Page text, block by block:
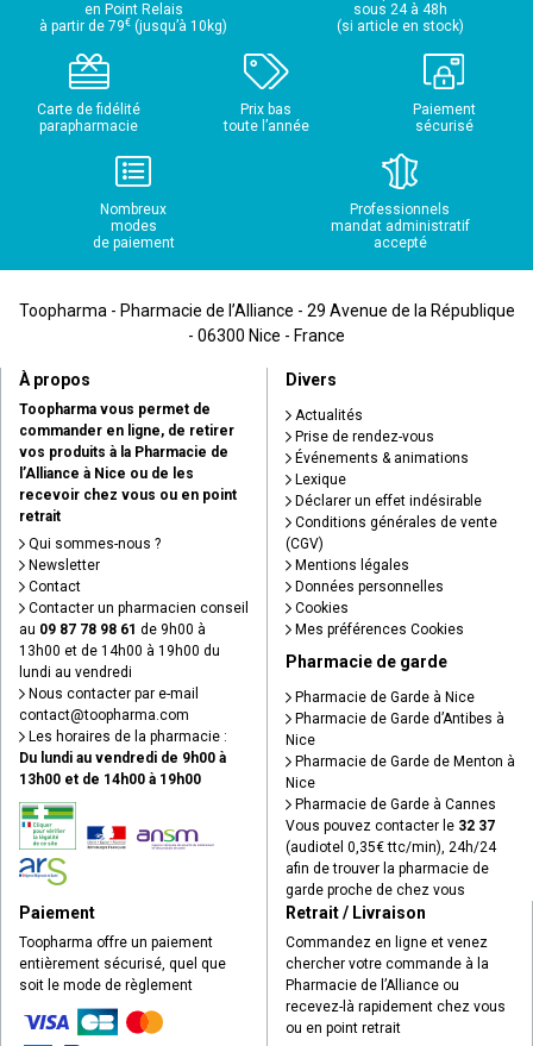
en Point Relais
à partir de 79€ (jusqu’à 10kg)
sous 24 à 48h
(si article en stock)
Carte de fidélité
parapharmacie
Prix bas
toute l’année
Paiement
sécurisé
Nombreux
modes
de paiement
Professionnels
mandat administratif
accepté
Toopharma - Pharmacie de l’Alliance - 29 Avenue de la République
- 06300 Nice - France
À propos
Toopharma vous permet de
commander en ligne, de retirer
vos produits à la Pharmacie de
l’Alliance à Nice ou de les
recevoir chez vous ou en point
retrait
Qui sommes-nous ?
Newsletter
Contact
Contacter un pharmacien conseil
au 09 87 78 98 61 de 9h00 à
13h00 et de 14h00 à 19h00 du
lundi au vendredi
Nous contacter par e-mail
contact@toopharma.com
Les horaires de la pharmacie :
Du lundi au vendredi de 9h00 à
13h00 et de 14h00 à 19h00
Divers
Actualités
Prise de rendez-vous
Événements & animations
Lexique
Déclarer un effet indésirable
Conditions générales de vente
(CGV)
Mentions légales
Données personnelles
Cookies
Mes préférences Cookies
Pharmacie de garde
Pharmacie de Garde à Nice
Pharmacie de Garde d’Antibes à
Nice
Pharmacie de Garde de Menton à
Nice
Pharmacie de Garde à Cannes
Vous pouvez contacter le 32 37
(audiotel 0,35€ ttc/min), 24h/24
afin de trouver la pharmacie de
garde proche de chez vous
Paiement
Toopharma offre un paiement
entièrement sécurisé, quel que
soit le mode de règlement
Retrait / Livraison
Commandez en ligne et venez
chercher votre commande à la
Pharmacie de l’Alliance ou
recevez-là rapidement chez vous
ou en point retrait